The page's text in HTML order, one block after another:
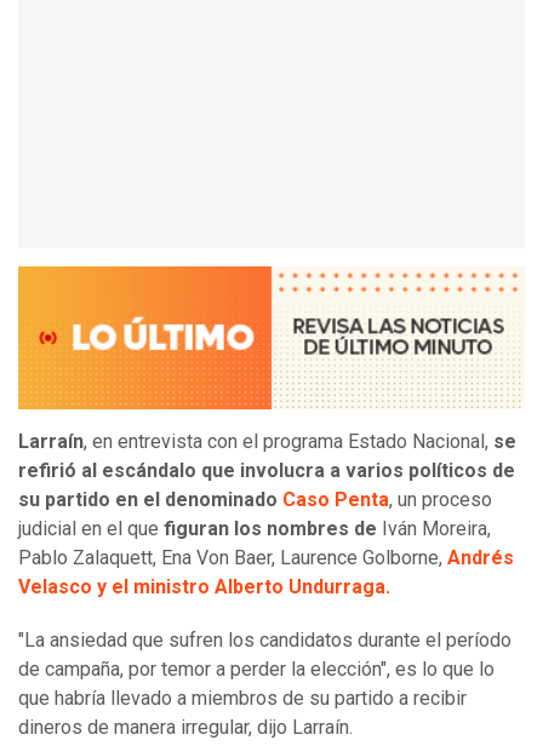
Larraín, en entrevista con el programa Estado Nacional, se
refirió al escándalo que involucra a varios políticos de
su partido en el denominado Caso Penta, un proceso
judicial en el que figuran los nombres de Iván Moreira,
Pablo Zalaquett, Ena Von Baer, Laurence Golborne, Andrés
Velasco y el ministro Alberto Undurraga.
"La ansiedad que sufren los candidatos durante el período
de campaña, por temor a perder la elección", es lo que lo
que habría llevado a miembros de su partido a recibir
dineros de manera irregular, dijo Larraín.